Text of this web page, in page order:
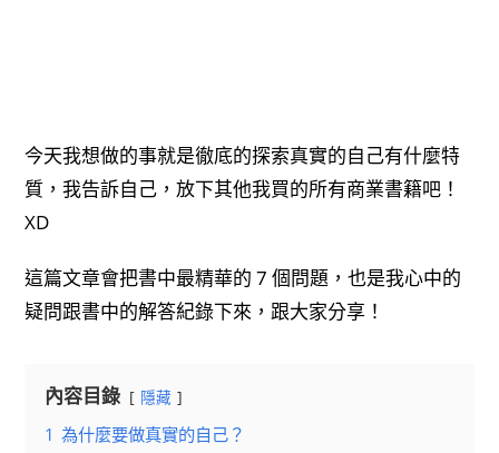
今天我想做的事就是徹底的探索真實的自己有什麼特
質，我告訴自己，放下其他我買的所有商業書籍吧！
XD
這篇文章會把書中最精華的 7 個問題，也是我心中的
疑問跟書中的解答紀錄下來，跟大家分享！
內容目錄 隱藏
1 為什麼要做真實的自己？